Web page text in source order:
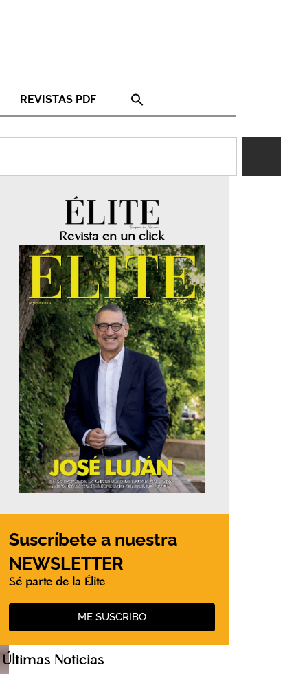
REVISTAS PDF
Revista en un click
Suscríbete a nuestra
NEWSLETTER
Sé parte de la Élite
ME SUSCRIBO
Últimas Noticias